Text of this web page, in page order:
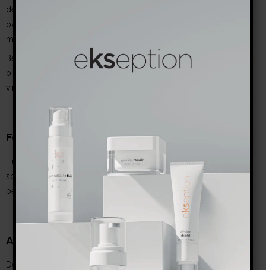
den vil reducerer din overfladiske pH til omkring 4,5, fjerne
overfladiske døde celler og reducerer aktiviteten af ​​dine
melanocytter.
Bemærk: hvis denne ikke benyttes før alle peelinger, vil du ikke
opnå den ønskede effekt af behandlingen, da peelingerne kun
virker når huden ph værdien er korrekt.
Foto-beskyttelse
Huden er beskyttet mod solstråling og frie radikaler med en
specifikt designet SPF med en lav pH under hele aktiverings og
behandlingsperioden
Afskalning
Den første peeling hos din behandler er konservativ for at se,